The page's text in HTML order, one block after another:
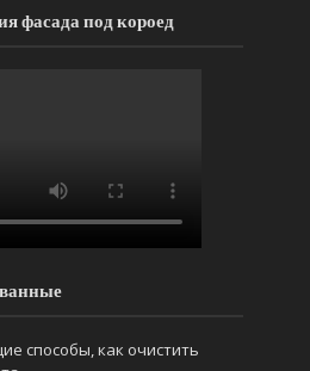
фасада под короед
способы, как очистить